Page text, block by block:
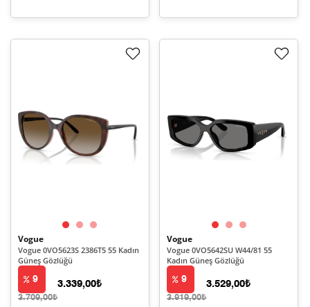
Vogue
Vogue 0VO5623S 2386T5 55 Kadın
Güneş Gözlüğü
9
3.709,00₺
3.339,00₺
Vogue
Vogue 0VO5642SU W44/81 55
Kadın Güneş Gözlüğü
9
3.919,00₺
3.529,00₺